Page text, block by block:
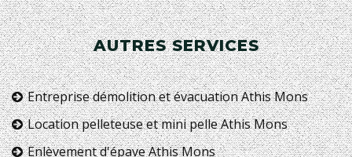
AUTRES SERVICES
Entreprise démolition et évacuation Athis Mons
Location pelleteuse et mini pelle Athis Mons
Enlèvement d'épave Athis Mons